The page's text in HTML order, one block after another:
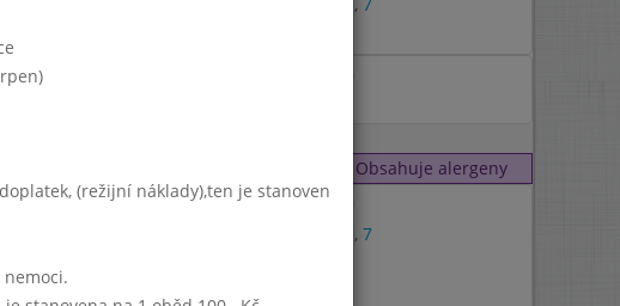
Obsahuje alergeny
4
, 7
(režijní náklady),ten je stanoven